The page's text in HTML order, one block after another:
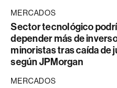
MERCADOS
Sector tecnológico
depender más de
minoristas tras caída de
según JPMorgan
MERCADOS